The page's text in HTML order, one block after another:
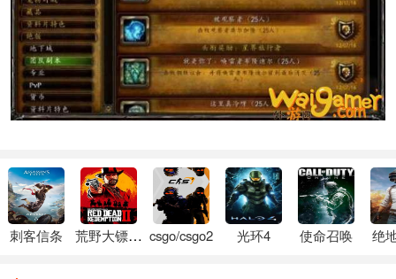
刺客信条 荒野大镖客2 csgo/csgo2 光环4 使命召唤 绝